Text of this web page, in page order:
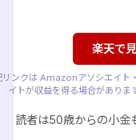
楽天で
ンクは Amazonアソシエイト
イトが収益を得る場合がありま
読者は50歳からの小金